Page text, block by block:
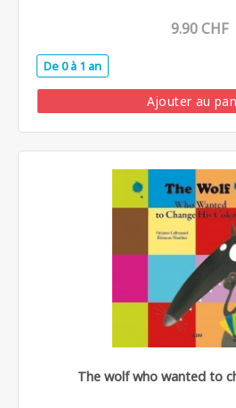
9.90 CHF
De 0 à 1 an
Ajouter au
The wolf who wanted to